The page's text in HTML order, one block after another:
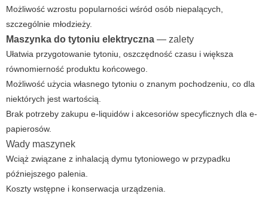
Możliwość wzrostu popularności wśród osób niepalących,
szczególnie młodzieży.
Maszynka do tytoniu elektryczna — zalety
Ułatwia przygotowanie tytoniu, oszczędność czasu i większa
równomierność produktu końcowego.
Możliwość użycia własnego tytoniu o znanym pochodzeniu, co dla
niektórych jest wartością.
Brak potrzeby zakupu e-liquidów i akcesoriów specyficznych dla e-
papierosów.
Wady maszynek
Wciąż związane z inhalacją dymu tytoniowego w przypadku
późniejszego palenia.
Koszty wstępne i konserwacja urządzenia.